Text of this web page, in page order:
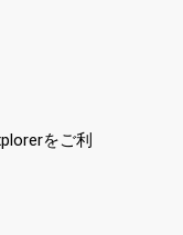
をご利